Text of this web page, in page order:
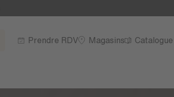
Prendre RDV Magasins Catalogue